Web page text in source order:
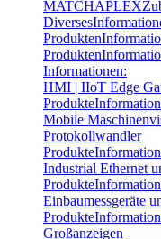
MATCHAPLEX
Diverses
Produkten
Produkten
Informationen:
HMI | IIoT Edge
Produkte
Mobile
Protokollwandler
Produkte
Industrial Ethernet
Produkte
Einbaumessgeräte
Produkte
Großanzeigen